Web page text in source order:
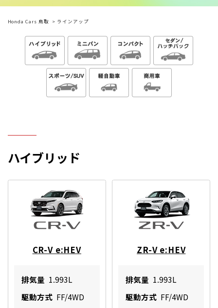
Honda Cars 鳥取 ラインアップ
ハイブリッド
CR-V e:HEV
排気量 1.993L
駆動方式 FF/4WD
ZR-V e:HEV
排気量 1.993L
駆動方式 FF/4WD